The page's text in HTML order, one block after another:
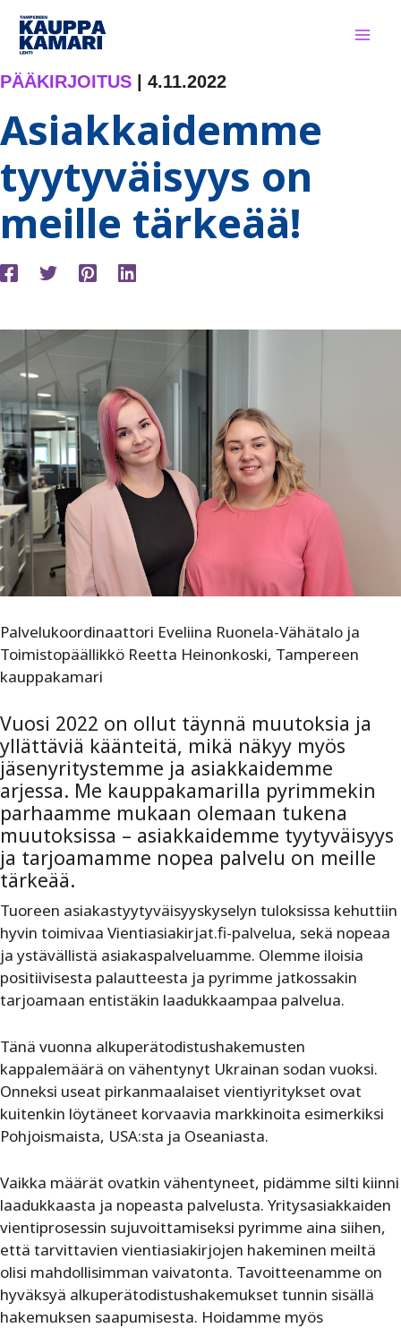
Siirry
sisältöön
PÄÄKIRJOITUS 4.11.2022
Asiakkaidemme
tyytyväisyys on
meille tärkeää!
Palvelukoordinaattori Eveliina Ruonela-Vähätalo ja
Toimistopäällikkö Reetta Heinonkoski, Tampereen
kauppakamari
Vuosi 2022 on ollut täynnä muutoksia ja
yllättäviä käänteitä, mikä näkyy myös
jäsenyritystemme ja asiakkaidemme
arjessa. Me kauppakamarilla pyrimmekin
parhaamme mukaan olemaan tukena
muutoksissa – asiakkaidemme tyytyväisyys
ja tarjoamamme nopea palvelu on meille
tärkeää.
Tuoreen asiakastyytyväisyyskyselyn tuloksissa kehuttiin
hyvin toimivaa Vientiasiakirjat.fi-palvelua, sekä nopeaa
ja ystävällistä asiakaspalveluamme. Olemme iloisia
positiivisesta palautteesta ja pyrimme jatkossakin
tarjoamaan entistäkin laadukkaampaa palvelua.
Tänä vuonna alkuperätodistushakemusten
kappalemäärä on vähentynyt Ukrainan sodan vuoksi.
Onneksi useat pirkanmaalaiset vientiyritykset ovat
kuitenkin löytäneet korvaavia markkinoita esimerkiksi
Pohjoismaista, USA:sta ja Oseaniasta.
Vaikka määrät ovatkin vähentyneet, pidämme silti kiinni
laadukkaasta ja nopeasta palvelusta. Yritysasiakkaiden
vientiprosessin sujuvoittamiseksi pyrimme aina siihen,
että tarvittavien vientiasiakirjojen hakeminen meiltä
olisi mahdollisimman vaivatonta. Tavoitteenamme on
hyväksyä alkuperätodistushakemukset tunnin sisällä
hakemuksen saapumisesta. Hoidamme myös